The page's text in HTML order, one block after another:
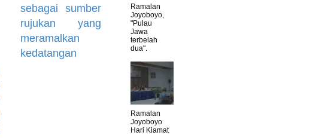
sebagai sumber
rujukan yang
meramalkan
kedatangan
Ramalan
Joyoboyo,
"Pulau
Jawa
terbelah
dua".
Ramalan
Joyoboyo
Hari Kiamat